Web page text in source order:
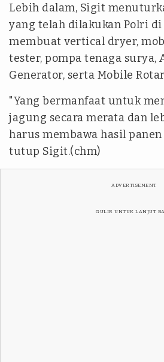
Lebih dalam, Sigit
yang telah dilakukan Polri di
membuat vertical dryer,
tester, pompa tenaga surya,
Generator, serta Mobile
"Yang bermanfaat untuk
jagung secara merata dan
harus membawa hasil panen
tutup Sigit.(chm)
ADVERTISEMENT
GULIR UNTUK LANJUT